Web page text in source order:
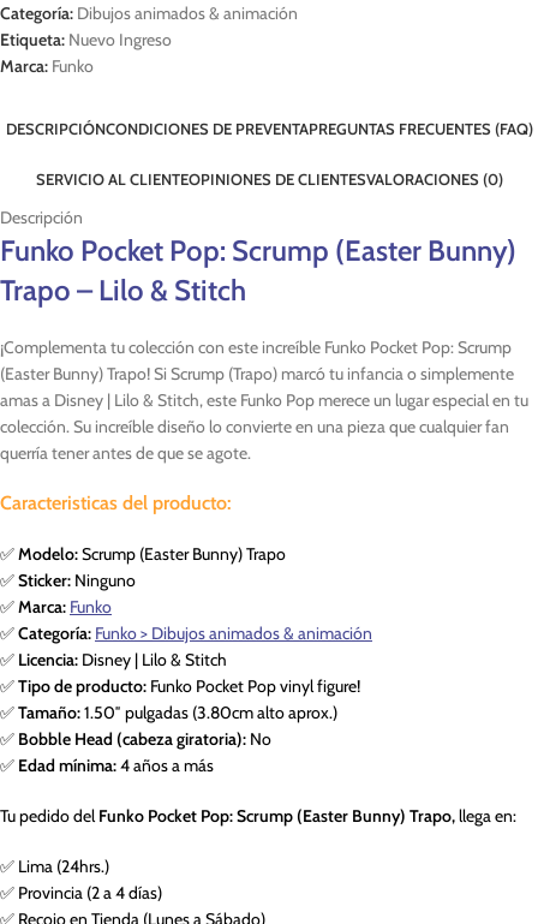
Categoría: Dibujos animados & animación
Etiqueta: Nuevo Ingreso
Marca: Funko
DESCRIPCIÓNCONDICIONES DE PREVENTAPREGUNTAS FRECUENTES (FAQ)
SERVICIO AL CLIENTEOPINIONES DE CLIENTESVALORACIONES (0)
Descripción
Funko Pocket Pop: Scrump (Easter Bunny)
Trapo – Lilo & Stitch
¡Complementa tu colección con este increíble Funko Pocket Pop: Scrump
(Easter Bunny) Trapo! Si Scrump (Trapo) marcó tu infancia o simplemente
amas a Disney | Lilo & Stitch, este Funko Pop merece un lugar especial en tu
colección. Su increíble diseño lo convierte en una pieza que cualquier fan
querría tener antes de que se agote.
Caracteristicas del producto:
✅Modelo:Scrump (Easter Bunny) Trapo
✅Sticker: Ninguno
✅Marca: Funko
✅Categoría: Funko > Dibujos animados & animación
✅ Licencia: Disney | Lilo & Stitch
✅Tipo de producto: Funko Pocket Pop vinyl figure!
✅Tamaño:1.50″ pulgadas (3.80cm alto aprox.)
✅ Bobble Head (cabeza giratoria): No
✅ Edad mínima:4 años a más
Tu pedido delFunko Pocket Pop: Scrump (Easter Bunny) Trapo,llega en:
✅ Lima (24hrs.)
✅ Provincia (2 a 4 días)
✅ Recojo en Tienda (Lunes a Sábado)